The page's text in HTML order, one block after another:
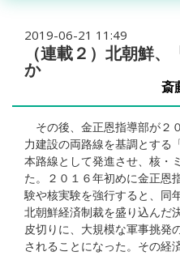
2019-06-21 11:49
（連載２）北朝鮮
か
斎
その後、金正恩指導部が２
力建設の両路線を基調とする
本路線として発進させ、核・
た。２０１６年初めに金正恩
験や核実験を強行すると、同
北朝鮮経済制裁を盛り込んだ
皮切りに、大規模な軍事挑発
されることになった。その経